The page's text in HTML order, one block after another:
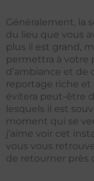
Généralement, la
du lieu que vous
plus il est grand,
permettra à votre
d’ambiance et de
reportage riche et
évitera peut-être
lesquels il est
moment qui se
j’aime voir cet
vous vous
de retourner près